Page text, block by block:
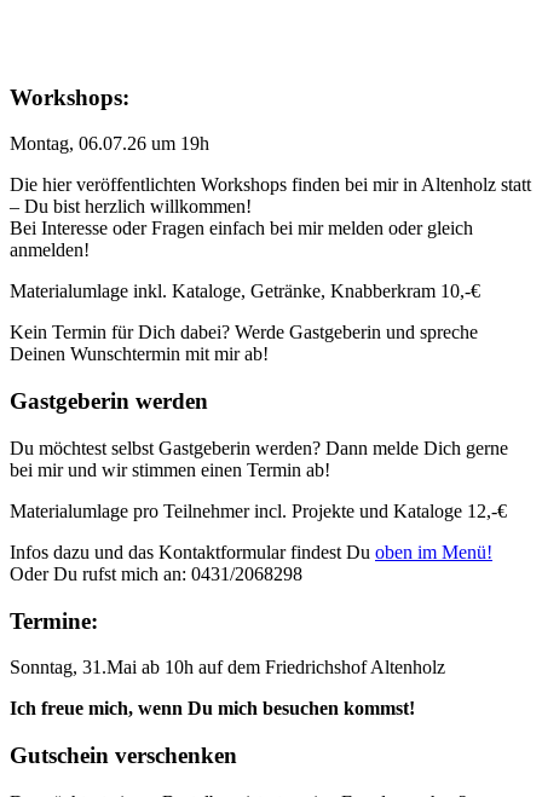
Workshops:
Montag, 06.07.26 um 19h
Die hier veröffentlichten Workshops finden bei mir in Altenholz statt
– Du bist herzlich willkommen!
Bei Interesse oder Fragen einfach bei mir melden oder gleich
anmelden!
Materialumlage inkl. Kataloge, Getränke, Knabberkram 10,-€
Kein Termin für Dich dabei? Werde Gastgeberin und spreche
Deinen Wunschtermin mit mir ab!
Gastgeberin werden
Du möchtest selbst Gastgeberin werden? Dann melde Dich gerne
bei mir und wir stimmen einen Termin ab!
Materialumlage pro Teilnehmer incl. Projekte und Kataloge 12,-€
Infos dazu und das Kontaktformular findest Du oben im Menü!
Oder Du rufst mich an: 0431/2068298
Termine:
Sonntag, 31.Mai ab 10h auf dem Friedrichshof Altenholz
Ich freue mich, wenn Du mich besuchen kommst!
Gutschein verschenken